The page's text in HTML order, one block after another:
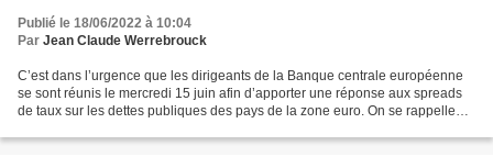
Publié le 18/06/2022 à 10:04
Par Jean Claude Werrebrouck
C’est dans l’urgence que les dirigeants de la Banque centrale européenne
se sont réunis le mercredi 15 juin afin d’apporter une réponse aux spreads
de taux sur les dettes publiques des pays de la zone euro. On se rappelle